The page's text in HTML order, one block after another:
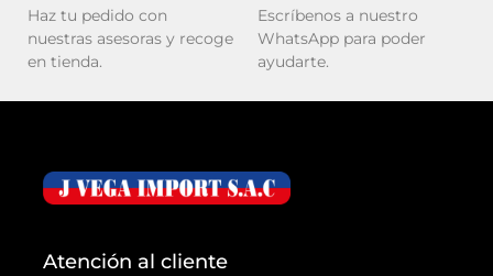
Haz tu pedido con
nuestras asesoras y recoge
en tienda.
Escríbenos a nuestro
WhatsApp para poder
ayudarte.
Atención al cliente